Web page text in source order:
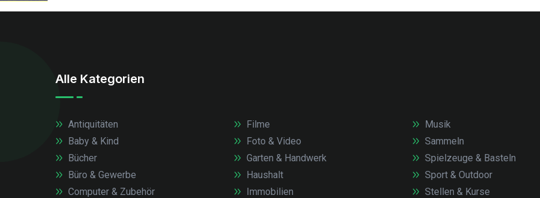
Alle Kategorien
Antiquitäten
Baby & Kind
Bücher
Büro & Gewerbe
Computer & Zubehör
Filme
Foto & Video
Garten & Handwerk
Haushalt
Immobilien
Musik
Sammeln
Spielzeuge & Basteln
Sport & Outdoor
Stellen & Kurse